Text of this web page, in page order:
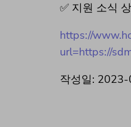
✅ 지원 소식
https://
url=https://
작성일: